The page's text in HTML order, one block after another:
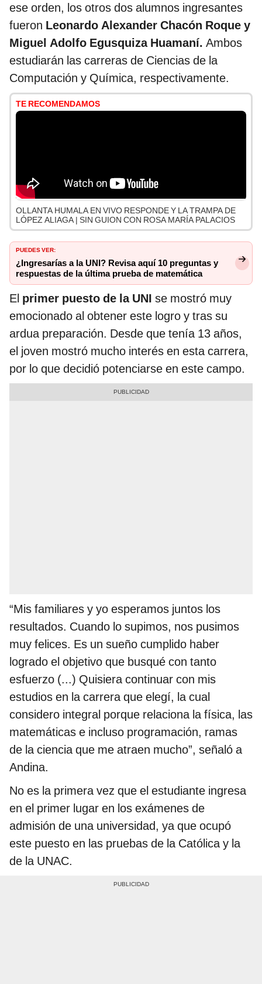
ese orden, los otros dos alumnos ingresantes
fueron Leonardo Alexander Chacón Roque y
Miguel Adolfo Egusquiza Huamaní. Ambos
estudiarán las carreras de Ciencias de la
Computación y Química, respectivamente.
TE RECOMENDAMOS
OLLANTA HUMALA EN VIVO RESPONDE Y LA TRAMPA DE
LÓPEZ ALIAGA | SIN GUION CON ROSA MARÍA PALACIOS
PUEDES VER:
¿Ingresarías a la UNI? Revisa aquí 10 preguntas y
respuestas de la última prueba de matemática
El primer puesto de la UNI se mostró muy
emocionado al obtener este logro y tras su
ardua preparación. Desde que tenía 13 años,
el joven mostró mucho interés en esta carrera,
por lo que decidió potenciarse en este campo.
“Mis familiares y yo esperamos juntos los
resultados. Cuando lo supimos, nos pusimos
muy felices. Es un sueño cumplido haber
logrado el objetivo que busqué con tanto
esfuerzo (...) Quisiera continuar con mis
estudios en la carrera que elegí, la cual
considero integral porque relaciona la física, las
matemáticas e incluso programación, ramas
de la ciencia que me atraen mucho”, señaló a
Andina.
No es la primera vez que el estudiante ingresa
en el primer lugar en los exámenes de
admisión de una universidad, ya que ocupó
este puesto en las pruebas de la Católica y la
de la UNAC.